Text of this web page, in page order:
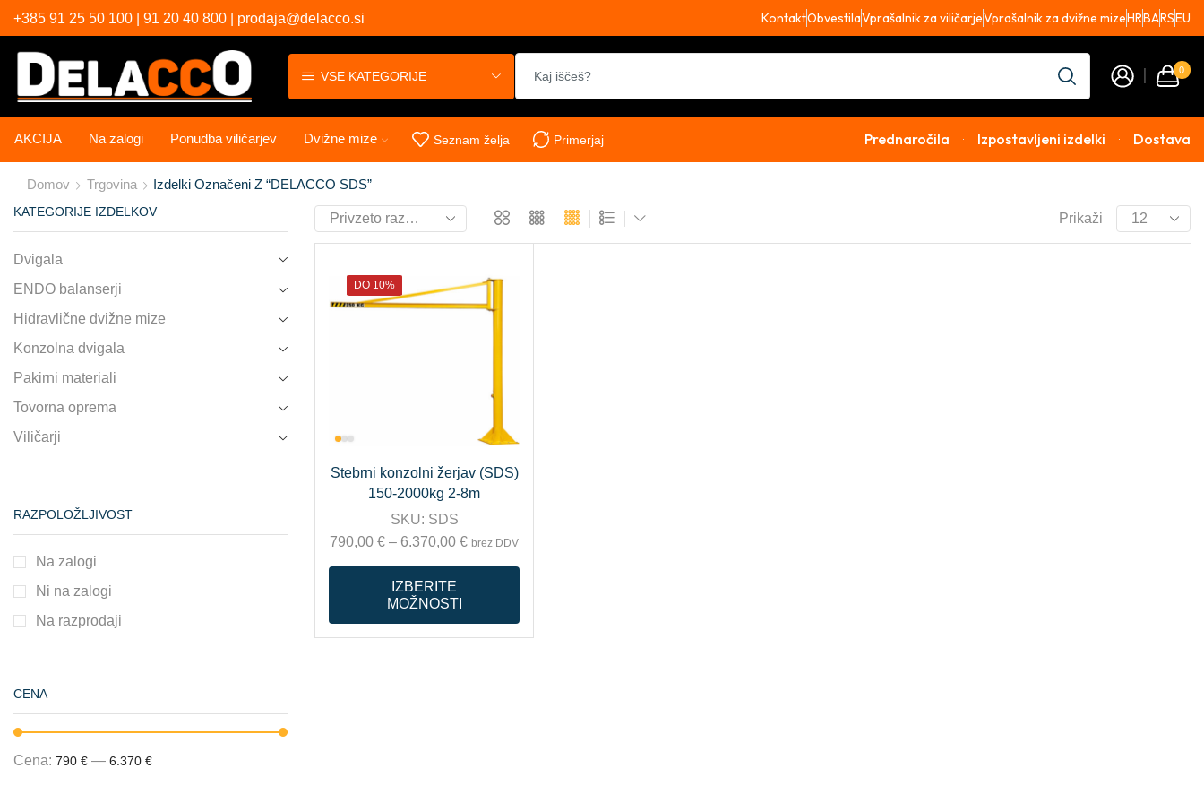
+385 91 25 50 100 | 91 20 40 800 | prodaja@delacco.si KontaktObvestilaVprašalnik za viličarjeVprašalnik za dvižne mizeHRBARSEU
VSE KATEGORIJE 0
AKCIJA Na zalogi Ponudba viličarjev Dvižne mize Seznam želja Primerjaj Prednaročila Izpostavljeni izdelki Dostava
Domov Trgovina Izdelki Označeni Z “DELACCO SDS”
Prikaži
DO 10%
Stebrni konzolni žerjav (SDS)
150-2000kg 2-8m
SKU: SDS
790,00€ – 6.370,00€ brez DDV
IZBERITE
MOŽNOSTI
KATEGORIJE IZDELKOV
Dvigala
ENDO balanserji
Hidravlične dvižne mize
Konzolna dvigala
Pakirni materiali
Tovorna oprema
Viličarji
RAZPOLOŽLJIVOST
Na zalogi
Ni na zalogi
Na razprodaji
CENA
Cena: 790 € — 6.370 €